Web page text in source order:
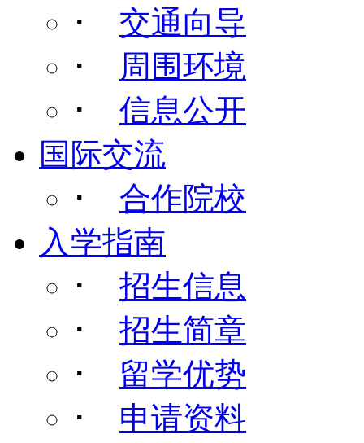
･ 交通向导
･ 周围环境
･ 信息公开
国际交流
･ 合作院校
入学指南
･ 招生信息
･ 招生简章
･ 留学优势
･ 申请资料